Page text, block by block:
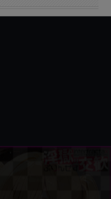
く解説
チケット待ち？ア